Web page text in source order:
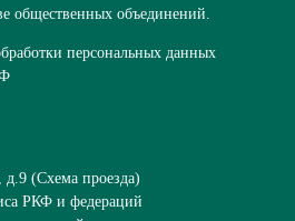
общественных объединений.
персональных данных
д.9 (Схема проезда)
РКФ и федераций